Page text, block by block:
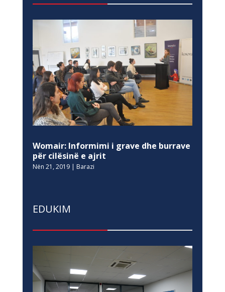
Womair: Informimi i grave dhe burrave
për cilësinë e ajrit
Nën 21, 2019| Barazi
EDUKIM